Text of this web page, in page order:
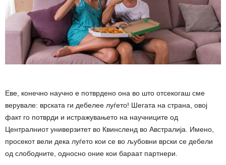
Еве, конечно научно е потврдено она во што отсекогаш сме
верувале: врската ги дебелее луѓето! Шегата на страна, овој
факт го потврди и истражувањето на научниците од
Централниот универзитет во Квинсленд во Австралија. Имено,
просекот вели дека луѓето кои се во љубовни врски се дебели
од слободните, односно оние кои бараат партнери.